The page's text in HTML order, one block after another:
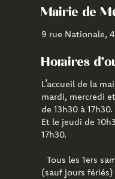
Mairie de
9 rue Nationale,
Horaires
L’accueil de la
mardi, mercredi
de 13h30 à 17h30.
Et le jeudi de
17h30.
Tous les 1ers
(sauf jours